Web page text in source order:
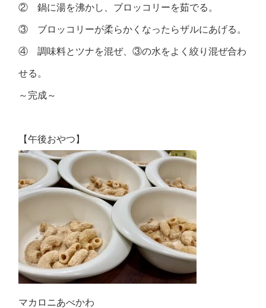
② 鍋に湯を沸かし、ブロッコリーを茹でる。
③ ブロッコリーが柔らかくなったらザルにあげる。
④ 調味料とツナを混ぜ、③の水をよく絞り混ぜ合わ
せる。
～完成～
【午後おやつ】
マカロニあべかわ